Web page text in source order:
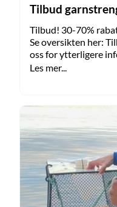
Tilbud
Tilbud! 30-70%
Se oversikten her:
oss for ytterligere
Les mer...